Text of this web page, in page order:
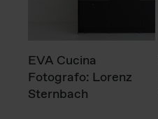
EVA Cucina
Fotografo: Lorenz
Sternbach